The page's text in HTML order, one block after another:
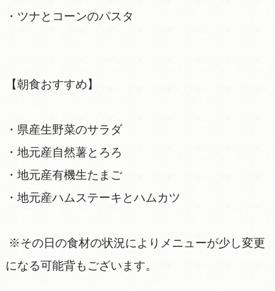
・ツナとコーンのパスタ
【朝食おすすめ】
・県産生野菜のサラダ
・地元産自然薯とろろ
・地元産有機生たまご
・地元産ハムステーキとハムカツ
※その日の食材の状況によりメニューが少し変更
になる可能背もございます。